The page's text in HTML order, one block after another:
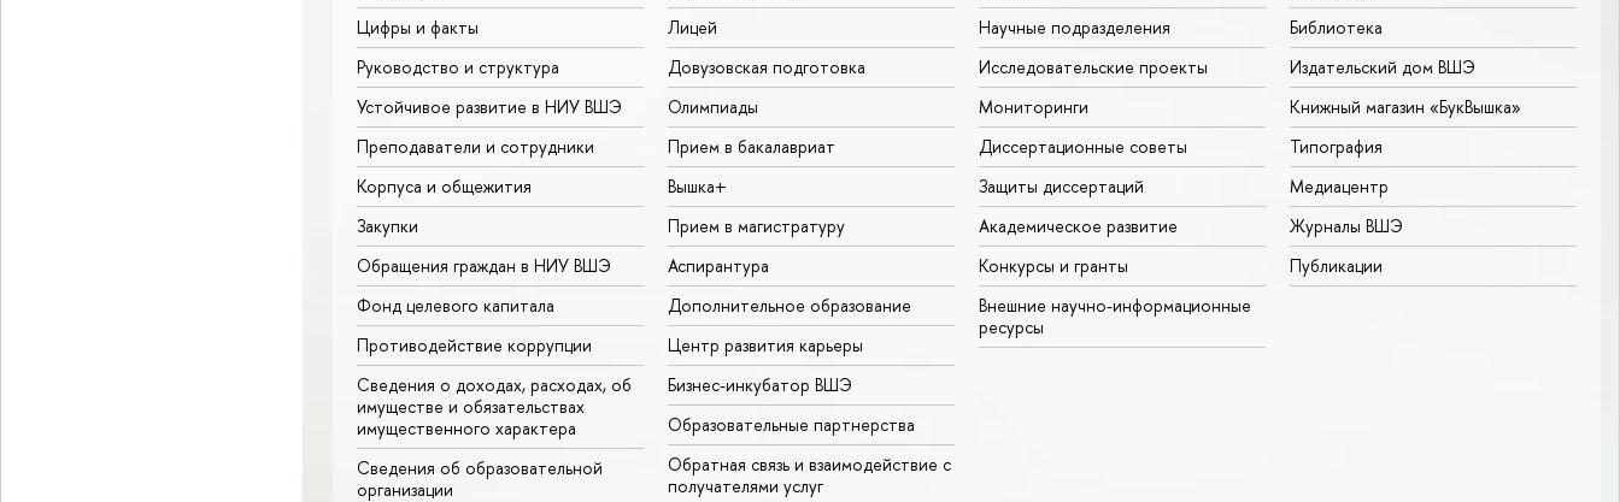
Цифры и факты
Руководство и структура
Устойчивое развитие в НИУ ВШЭ
Преподаватели и сотрудники
Корпуса и общежития
Закупки
Обращения граждан в НИУ ВШЭ
Фонд целевого капитала
Противодействие коррупции
Сведения о доходах, расходах, об
имуществе и обязательствах
имущественного характера
Сведения об образовательной
организации
Лицей
Довузовская подготовка
Олимпиады
Прием в бакалавриат
Вышка+
Прием в магистратуру
Аспирантура
Дополнительное образование
Центр развития карьеры
Бизнес-инкубатор ВШЭ
Образовательные партнерства
Обратная связь и взаимодействие с
получателями услуг
Научные подразделения
Исследовательские проекты
Мониторинги
Диссертационные советы
Защиты диссертаций
Академическое развитие
Конкурсы и гранты
Внешние научно-информационные
ресурсы
Библиотека
Издательский дом ВШЭ
Книжный магазин «БукВышка»
Типография
Медиацентр
Журналы ВШЭ
Публикации